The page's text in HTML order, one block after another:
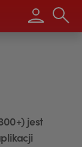
Wpisz
jest